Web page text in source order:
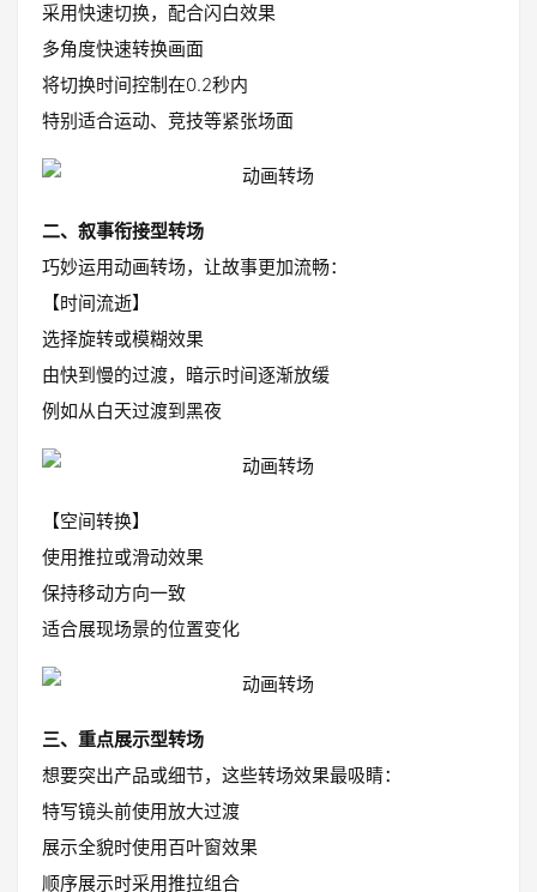
采用快速切换，配合闪白效果
多角度快速转换画面
将切换时间控制在0.2秒内
特别适合运动、竞技等紧张场面
二、叙事衔接型转场
巧妙运用动画转场，让故事更加流畅：
【时间流逝】
选择旋转或模糊效果
由快到慢的过渡，暗示时间逐渐放缓
例如从白天过渡到黑夜
【空间转换】
使用推拉或滑动效果
保持移动方向一致
适合展现场景的位置变化
三、重点展示型转场
想要突出产品或细节，这些转场效果最吸睛：
特写镜头前使用放大过渡
展示全貌时使用百叶窗效果
顺序展示时采用推拉组合